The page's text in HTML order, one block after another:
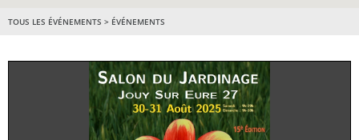
TOUS LES ÉVÉNEMENTS > ÉVÉNEMENTS